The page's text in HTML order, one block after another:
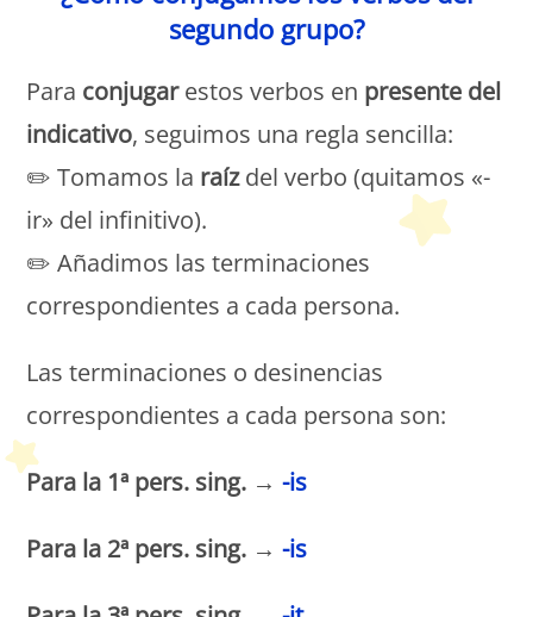
segundo grupo?
Para conjugarestos verbos en presente del
indicativo, seguimos una regla sencilla:
✏️ Tomamos la raízdel verbo (quitamos «-
ir» del infinitivo).
✏️ Añadimos las terminaciones
correspondientes a cada persona.
Las terminaciones o desinencias
correspondientes a cada persona son:
Para la 1ª pers. sing. →-is
Para la 2ª pers. sing. →-is